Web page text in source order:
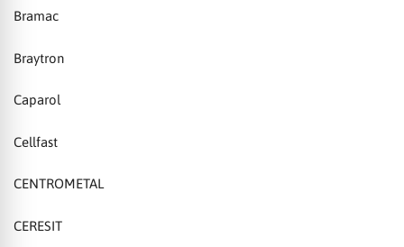
Bramac
Braytron
Caparol
Cellfast
CENTROMETAL
CERESIT